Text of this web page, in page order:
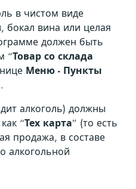
в чистом виде
вина или целая
должен быть
“Товар со склада
Меню - Пункты
алкоголь) должны
“Тех карта” (то есть
продажа, в составе
алкогольной